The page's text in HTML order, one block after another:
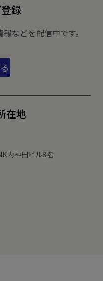
録
などを配信中です。
在地
内神田ビル8階